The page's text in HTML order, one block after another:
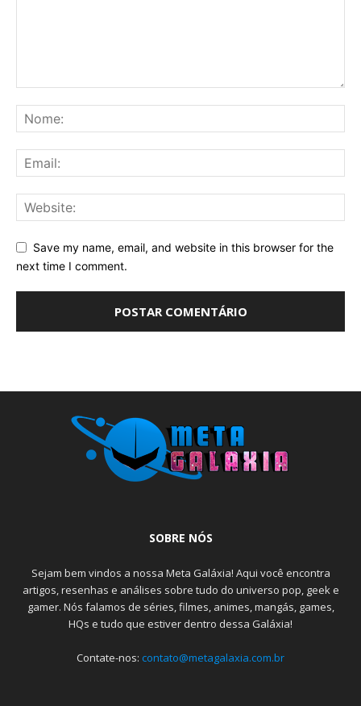
Save my name, email, and website in this browser for the
next time I comment.
SOBRE NÓS
Sejam bem vindos a nossa Meta Galáxia! Aqui você encontra
artigos, resenhas e análises sobre tudo do universo pop, geek e
gamer. Nós falamos de séries, filmes, animes, mangás, games,
HQs e tudo que estiver dentro dessa Galáxia!
Contate-nos: contato@metagalaxia.com.br